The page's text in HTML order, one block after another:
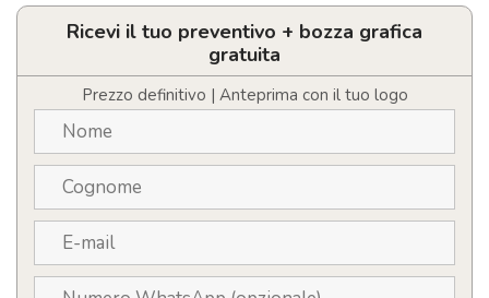
Ricevi il tuo preventivo + bozza grafica
gratuita
Prezzo definitivo | Anteprima con il tuo logo